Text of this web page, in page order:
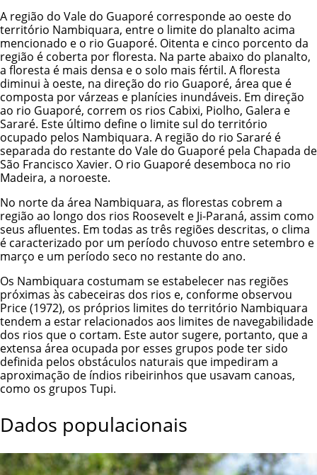
A região do Vale do Guaporé corresponde ao oeste do
território Nambiquara, entre o limite do planalto acima
mencionado e o rio Guaporé. Oitenta e cinco porcento da
região é coberta por floresta. Na parte abaixo do planalto,
a floresta é mais densa e o solo mais fértil. A floresta
diminui à oeste, na direção do rio Guaporé, área que é
composta por várzeas e planícies inundáveis. Em direção
ao rio Guaporé, correm os rios Cabixi, Piolho, Galera e
Sararé. Este último define o limite sul do território
ocupado pelos Nambiquara. A região do rio Sararé é
separada do restante do Vale do Guaporé pela Chapada de
São Francisco Xavier. O rio Guaporé desemboca no rio
Madeira, a noroeste.
No norte da área Nambiquara, as florestas cobrem a
região ao longo dos rios Roosevelt e Ji-Paraná, assim como
seus afluentes. Em todas as três regiões descritas, o clima
é caracterizado por um período chuvoso entre setembro e
março e um período seco no restante do ano.
Os Nambiquara costumam se estabelecer nas regiões
próximas às cabeceiras dos rios e, conforme observou
Price (1972), os próprios limites do território Nambiquara
tendem a estar relacionados aos limites de navegabilidade
dos rios que o cortam. Este autor sugere, portanto, que a
extensa área ocupada por esses grupos pode ter sido
definida pelos obstáculos naturais que impediram a
aproximação de índios ribeirinhos que usavam canoas,
como os grupos Tupi.
Dados populacionais